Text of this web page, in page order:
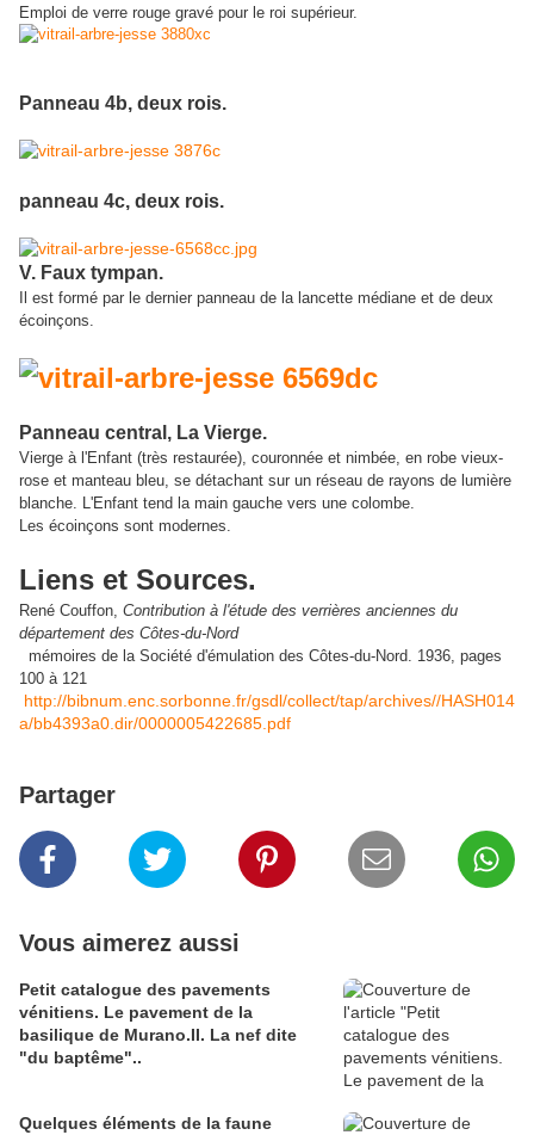
Emploi de verre rouge gravé pour le roi supérieur.
Panneau 4b, deux rois.
panneau 4c, deux rois.
V. Faux tympan.
Il est formé par le dernier panneau de la lancette médiane et de deux
écoinçons.
Panneau central, La Vierge.
Vierge à l'Enfant (très restaurée), couronnée et nimbée, en robe vieux-
rose et manteau bleu, se détachant sur un réseau de rayons de lumière
blanche. L'Enfant tend la main gauche vers une colombe.
Les écoinçons sont modernes.
Liens et Sources.
René Couffon, Contribution à l'étude des verrières anciennes du
département des Côtes-du-Nord
mémoires de la Société d'émulation des Côtes-du-Nord. 1936, pages
100 à 121
http://bibnum.enc.sorbonne.fr/gsdl/collect/tap/archives//HASH014
a/bb4393a0.dir/0000005422685.pdf
Partager
Vous aimerez aussi
Petit catalogue des pavements
vénitiens. Le pavement de la
basilique de Murano.II. La nef dite
"du baptême"..
Quelques éléments de la faune